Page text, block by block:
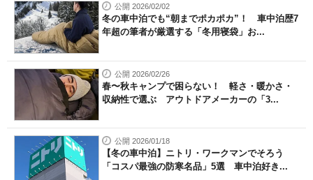
公開 2026/02/02
冬の車中泊でも“朝までポカポカ”！ 車中泊歴7
年超の筆者が厳選する「冬用寝袋」お...
公開 2026/02/26
春〜秋キャンプで困らない！ 軽さ・暖かさ・
収納性で選ぶ アウトドアメーカーの「3...
公開 2026/01/18
【冬の車中泊】ニトリ・ワークマンでそろう
「コスパ最強の防寒名品」5選 車中泊好き...